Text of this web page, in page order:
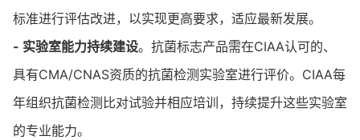
标准进行评估改进，以实现更高要求，适应最新发展。
- 实验室能力持续建设。抗菌标志产品需在CIAA认可的、
具有CMA/CNAS资质的抗菌检测实验室进行评价。CIAA每
年组织抗菌检测比对试验并相应培训，持续提升这些实验室
的专业能力。